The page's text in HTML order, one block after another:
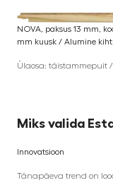
NOVA, paksus 13 mm,
mm kuusk / Alumine
Ülaosa: täistammepuit
Miks valida
Innovatsioon
Tänapäeva trend on